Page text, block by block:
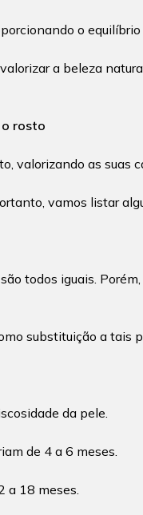
o
a beleza
rosto
valorizando as suas
vamos listar
todos iguais.
substituição a tais
da pele.
de 4 a 6 meses.
a 18 meses.